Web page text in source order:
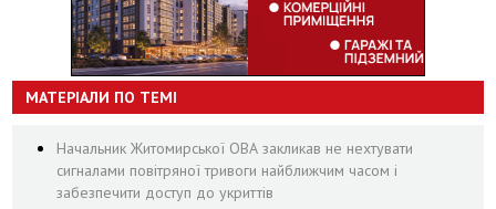
МАТЕРІАЛИ ПО ТЕМІ
Начальник Житомирської ОВА закликав не нехтувати
сигналами повітряної тривоги найближчим часом і
забезпечити доступ до укриттів